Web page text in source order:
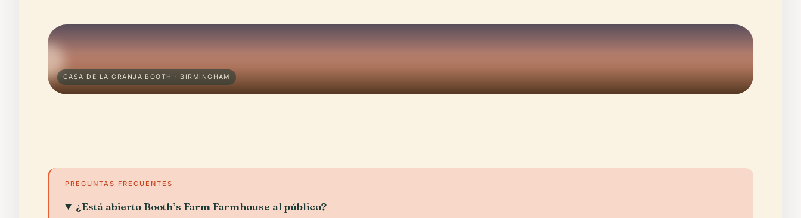
CASA DE LA GRANJA BOOTH · BIRMINGHAM
PREGUNTAS FRECUENTES
¿Está abierto Booth’s Farm Farmhouse al público?